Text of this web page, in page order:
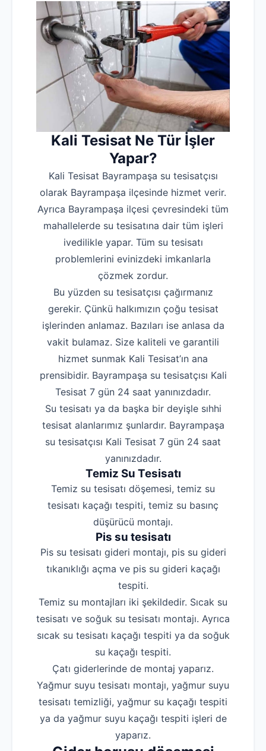
Kali Tesisat Ne Tür İşler
Yapar?
Kali Tesisat Bayrampaşa su tesisatçısı
olarak Bayrampaşa ilçesinde hizmet verir.
Ayrıca Bayrampaşa ilçesi çevresindeki tüm
mahallelerde su tesisatına dair tüm işleri
ivedilikle yapar. Tüm su tesisatı
problemlerini evinizdeki imkanlarla
çözmek zordur.
Bu yüzden su tesisatçısı çağırmanız
gerekir. Çünkü halkımızın çoğu tesisat
işlerinden anlamaz. Bazıları ise anlasa da
vakit bulamaz. Size kaliteli ve garantili
hizmet sunmak Kali Tesisat’ın ana
prensibidir. Bayrampaşa su tesisatçısı Kali
Tesisat 7 gün 24 saat yanınızdadır.
Su tesisatı ya da başka bir deyişle sıhhi
tesisat alanlarımız şunlardır. Bayrampaşa
su tesisatçısı Kali Tesisat 7 gün 24 saat
yanınızdadır.
Temiz Su Tesisatı
Temiz su tesisatı döşemesi, temiz su
tesisatı kaçağı tespiti, temiz su basınç
düşürücü montajı.
Pis su tesisatı
Pis su tesisatı gideri montajı, pis su gideri
tıkanıklığı açma ve pis su gideri kaçağı
tespiti.
Temiz su montajları iki şekildedir. Sıcak su
tesisatı ve soğuk su tesisatı montajı. Ayrıca
sıcak su tesisatı kaçağı tespiti ya da soğuk
su kaçağı tespiti.
Çatı giderlerinde de montaj yaparız.
Yağmur suyu tesisatı montajı, yağmur suyu
tesisatı temizliği, yağmur su kaçağı tespiti
ya da yağmur suyu kaçağı tespiti işleri de
yaparız.